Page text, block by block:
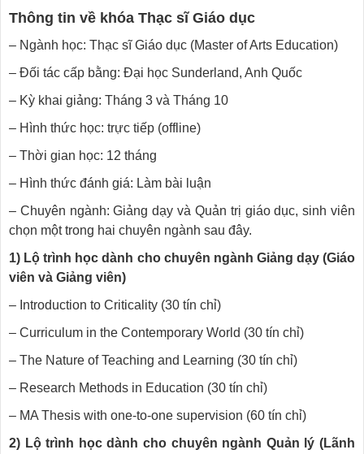
Thông tin về khóa Thạc sĩ Giáo dục
– Ngành học: Thạc sĩ Giáo dục (Master of Arts Education)
– Đối tác cấp bằng: Đại học Sunderland, Anh Quốc
– Kỳ khai giảng: Tháng 3 và Tháng 10
– Hình thức học: trực tiếp (offline)
– Thời gian học: 12 tháng
– Hình thức đánh giá: Làm bài luận
– Chuyên ngành: Giảng dạy và Quản trị giáo dục, sinh viên
chọn một trong hai chuyên ngành sau đây.
1) Lộ trình học dành cho chuyên ngành Giảng dạy (Giáo
viên và Giảng viên)
– Introduction to Criticality (30 tín chỉ)
– Curriculum in the Contemporary World (30 tín chỉ)
– The Nature of Teaching and Learning (30 tín chỉ)
– Research Methods in Education (30 tín chỉ)
– MA Thesis with one-to-one supervision (60 tín chỉ)
2) Lộ trình học dành cho chuyên ngành Quản lý (Lãnh